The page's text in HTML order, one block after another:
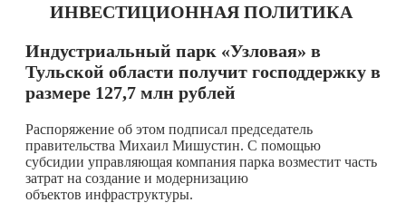
ИНВЕСТИЦИОННАЯ ПОЛИТИКА
Индустриальный парк «Узловая» в
Тульской области получит господдержку в
размере 127,7 млн рублей
Распоряжение об этом подписал председатель
правительства Михаил Мишустин. С помощью
субсидии управляющая компания парка возместит часть
затрат на создание и модернизацию
объектов инфраструктуры.